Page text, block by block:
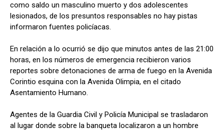
como saldo un masculino muerto y dos adolescentes
lesionados, de los presuntos responsables no hay pistas
informaron fuentes policíacas.
En relación a lo ocurrió se dijo que minutos antes de las 21:00
horas, en los números de emergencia recibieron varios
reportes sobre detonaciones de arma de fuego en la Avenida
Corintio esquina con la Avenida Olimpia, en el citado
Asentamiento Humano.
Agentes de la Guardia Civil y Policía Municipal se trasladaron
al lugar donde sobre la banqueta localizaron a un hombre